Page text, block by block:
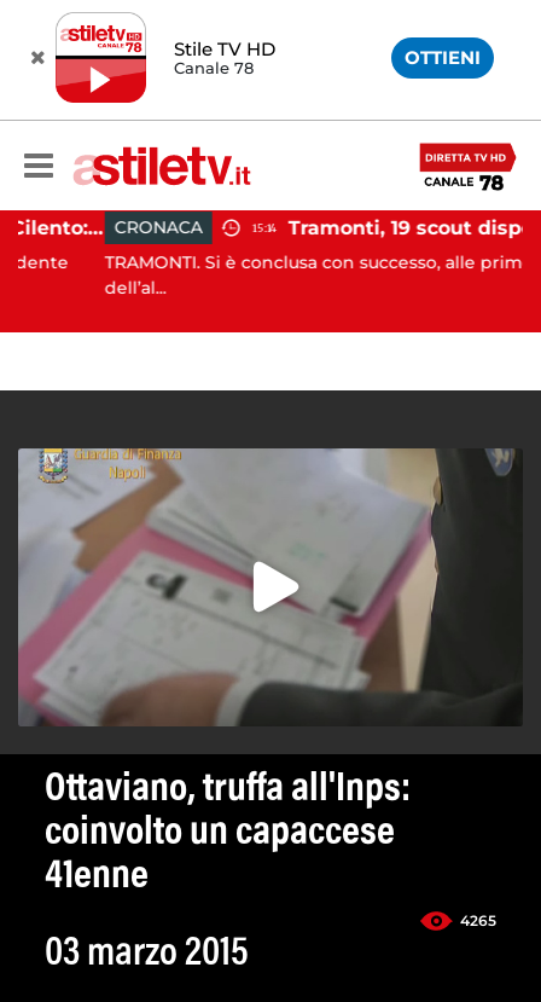
Stile TV HD
Canale 78 OTTIENI
Incidente agricolo nel Cilento: trattore si ribalta, muore 71enne CRONACA 15:14
TRAMONTI. Si è conclusa con successo, alle prime luci
dell’al...
Ottaviano, truffa all'Inps:
coinvolto un capaccese
41enne
4265
03 marzo 2015